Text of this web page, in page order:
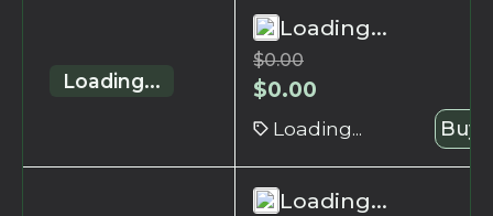
Loading...
Loading...
$0.00
$0.00
Loading... Buy
Loading...